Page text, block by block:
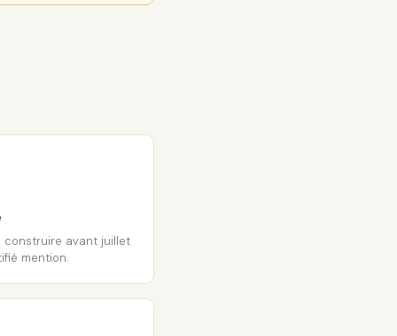
construire avant juillet
mention.